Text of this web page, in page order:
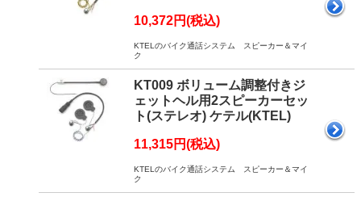
10,372円(税込)
KTELのバイク通話システム スピーカー＆マイ
ク
KT009 ボリューム調整付きジ
ェットヘル用2スピーカーセッ
ト(ステレオ) ケテル(KTEL)
11,315円(税込)
KTELのバイク通話システム スピーカー＆マイ
ク